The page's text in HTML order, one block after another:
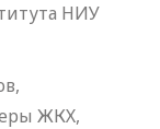
НИУ
ЖКХ,